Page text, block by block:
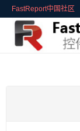
FastReport中国社区